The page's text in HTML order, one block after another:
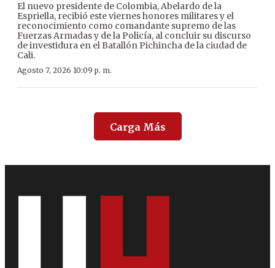
El nuevo presidente de Colombia, Abelardo de la
Espriella, recibió este viernes honores militares y el
reconocimiento como comandante supremo de las
Fuerzas Armadas y de la Policía, al concluir su discurso
de investidura en el Batallón Pichincha de la ciudad de
Cali.
Agosto 7, 2026 10:09 p. m.
Carga Más